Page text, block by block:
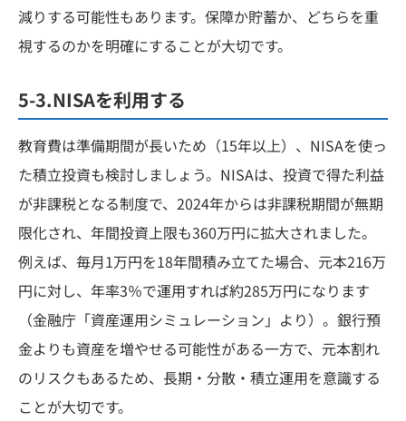
減りする可能性もあります。保障か貯蓄か、どちらを重
視するのかを明確にすることが大切です。
5-3.NISAを利用する
教育費は準備期間が長いため（15年以上）、NISAを使っ
た積立投資も検討しましょう。NISAは、投資で得た利益
が非課税となる制度で、2024年からは非課税期間が無期
限化され、年間投資上限も360万円に拡大されました。
例えば、毎月1万円を18年間積み立てた場合、元本216万
円に対し、年率3％で運用すれば約285万円になります
（金融庁「資産運用シミュレーション」より）。銀行預
金よりも資産を増やせる可能性がある一方で、元本割れ
のリスクもあるため、長期・分散・積立運用を意識する
ことが大切です。